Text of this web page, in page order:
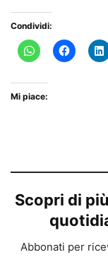
Condividi:
Mi piace:
Scopri di
Abbonati per